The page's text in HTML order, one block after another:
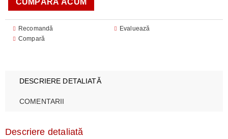
Recomandă
Evaluează
Compară
DESCRIERE DETALIATĂ
COMENTARII
Descriere detaliată